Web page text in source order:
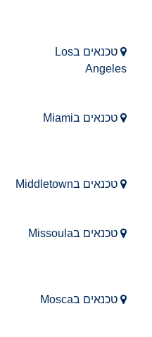
טכנאים בLos
Angeles
טכנאים בMiami
טכנאים בMiddletown
טכנאים בMissoula
טכנאים בMosca